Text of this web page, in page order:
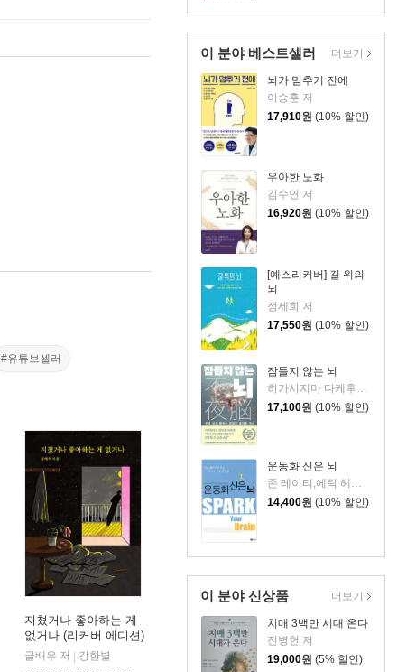
이 분야 베스트셀러
뇌가 멈추기 전에
이승훈 저
17,910원 (10% 할인)
우아한 노화
김수연 저
16,920원 (10% 할인)
[예스리커버] 길 위의
뇌
정세희 저
17,550원 (10% 할인)
잠들지 않는 뇌
17,100원 (10% 할인)
운동화 신은 뇌
존 레이티,에릭 헤이거먼 공저/이상헌 역/김영보 감수
14,400원 (10% 할인)
더보기
이 분야 신상품
치매 3백만 시대 온다
전병헌 저
19,000원 (5% 할인)
더보기
#유튜브셀러
지쳤거나 좋아하는 게
없거나 (리커버 에디션)
글배우 저
강한별